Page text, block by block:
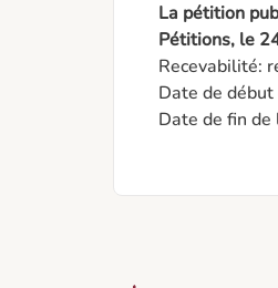
La pétition
Pétitions, le
Recevabilité:
Date de
Date de fin